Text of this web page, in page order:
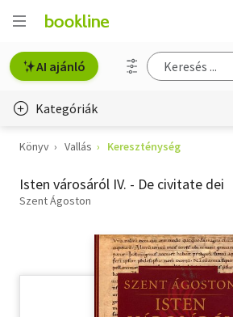
AI ajánló
Kategóriák
Életmód, egészség
Erotika
Hobbi, szabadidő
Könyv Vallás Kereszténység
Isten városáról IV. - De civitate dei
Szent Ágoston